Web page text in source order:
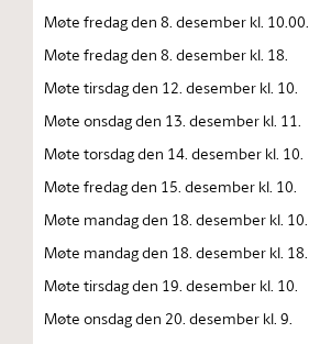
Møte fredag den 8. desember kl. 10.00.
Møte fredag den 8. desember kl. 18.
Møte tirsdag den 12. desember kl. 10.
Møte onsdag den 13. desember kl. 11.
Møte torsdag den 14. desember kl. 10.
Møte fredag den 15. desember kl. 10.
Møte mandag den 18. desember kl. 10.
Møte mandag den 18. desember kl. 18.
Møte tirsdag den 19. desember kl. 10.
Møte onsdag den 20. desember kl. 9.